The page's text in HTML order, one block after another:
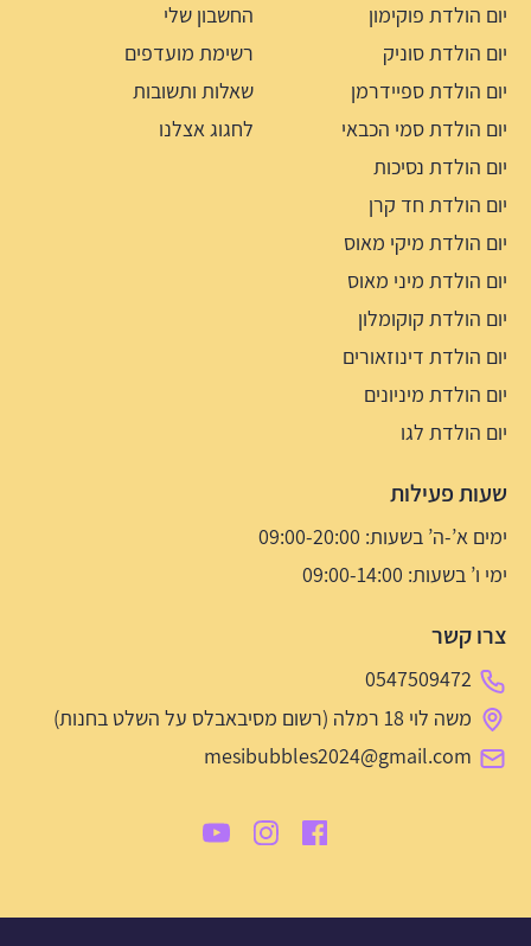
יום הולדת פוקימון
יום הולדת סוניק
יום הולדת ספיידרמן
יום הולדת סמי הכבאי
יום הולדת נסיכות
יום הולדת חד קרן
יום הולדת מיקי מאוס
יום הולדת מיני מאוס
יום הולדת קוקומלון
יום הולדת דינוזאורים
יום הולדת מיניונים
יום הולדת לגו
החשבון שלי
רשימת מועדפים
שאלות ותשובות
לחגוג אצלנו
שעות פעילות
ימים א’-ה’ בשעות: 09:00-20:00
ימי ו’ בשעות: 09:00-14:00
צרו קשר
0547509472
משה לוי 18 רמלה (רשום מסיבאבלס על השלט בחנות)
mesibubbles2024@gmail.com